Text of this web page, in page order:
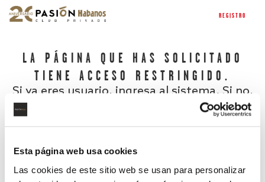
Esta página web usa cookies
Las cookies de este sitio web se usan para personalizar
REGISTRO
LA PÁGINA QUE HAS SOLICITADO
TIENE ACCESO RESTRINGIDO.
Si ya eres usuario, ingresa al sistema. Si no,